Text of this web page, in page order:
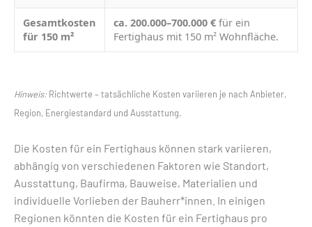
Gesamtkosten
für 150 m²
ca. 200.000–700.000 € für ein
Fertighaus mit 150 m² Wohnfläche.
Hinweis: Richtwerte – tatsächliche Kosten variieren je nach Anbieter,
Region, Energiestandard und Ausstattung.
Die Kosten für ein Fertighaus können stark variieren,
abhängig von verschiedenen Faktoren wie Standort,
Ausstattung, Baufirma, Bauweise, Materialien und
individuelle Vorlieben der Bauherr*innen. In einigen
Regionen könnten die Kosten für ein Fertighaus pro